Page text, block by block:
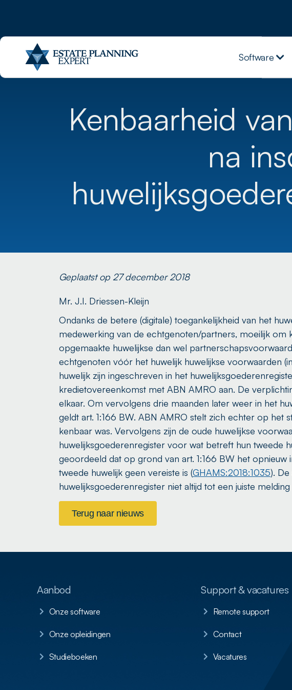
Software
Kenbaarheid
na
Geplaatst op 27 december 2018
Mr. J.I. Driessen-Kleijn
Ondanks de betere (digitale) toegankelijkheid van het
medewerking van de echtgenoten/partners, moeilijk
opgemaakte huwelijkse dan wel
echtgenoten vóór het huwelijk huwelijkse voorwaarden
huwelijk zijn ingeschreven in het
kredietovereenkomst met ABN AMRO aan. De
elkaar. Om vervolgens drie maanden later weer in het
geldt art. 1:166 BW. ABN AMRO stelt zich echter op het
kenbaar was. Vervolgens zijn de oude huwelijkse
huwelijksgoederenregister voor wat betreft hun tweede
geoordeeld dat op grond van art. 1:166 BW het
tweede huwelijk geen vereiste is (GHAMS:2018:1035).
huwelijksgoederenregister niet altijd tot een juiste
Terug naar nieuws
Aanbod
Onze software
Onze opleidingen
Studieboeken
Support & vacatures
Remote support
Contact
Vacatures